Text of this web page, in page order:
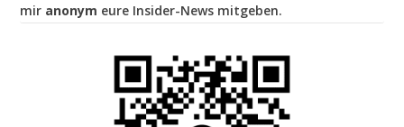
mir anonym eure Insider-News mitgeben.